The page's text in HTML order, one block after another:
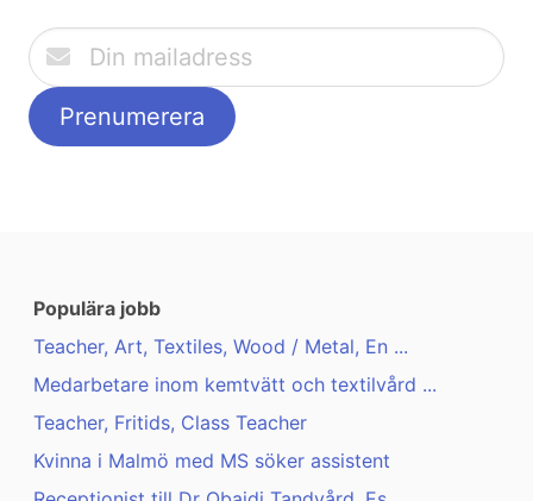
Populära jobb
Teacher, Art, Textiles, Wood / Metal, En ...
Medarbetare inom kemtvätt och textilvård ...
Teacher, Fritids, Class Teacher
Kvinna i Malmö med MS söker assistent